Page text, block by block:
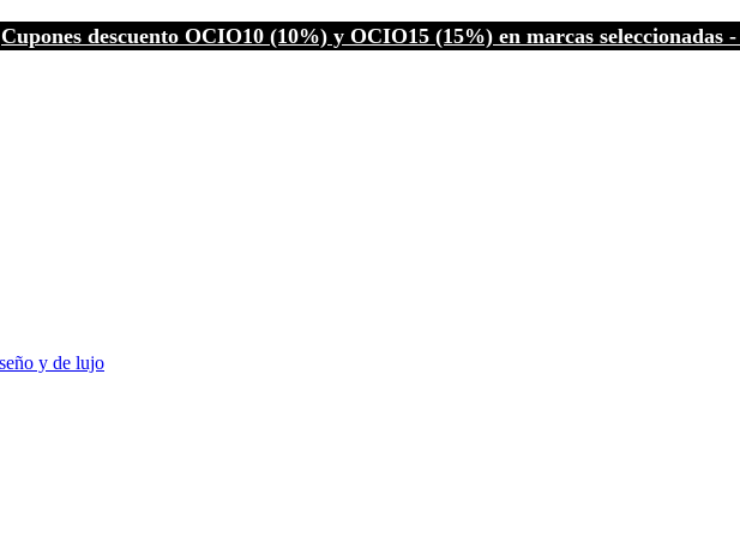
Cupones descuento OCIO10 (10%) y OCIO15 (15%) en marcas seleccionadas